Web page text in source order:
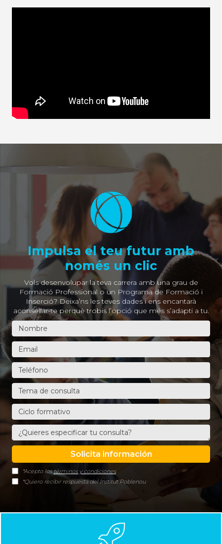
Impulsa el teu futur amb
només un clic
Vols desenvolupar la teva carrera amb una grau de
Formació Professional o un Programa de Formació i
Inserció? Deixa’ns les teves dades i ens encantarà
aconsellar-te perquè trobis l’opció que més s’adapti a tu.
*Acepto lostérminos y condiciones
*Quiero recibir respuesta del Institut Poblenou